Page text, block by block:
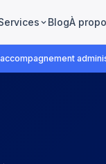
BlogÀ